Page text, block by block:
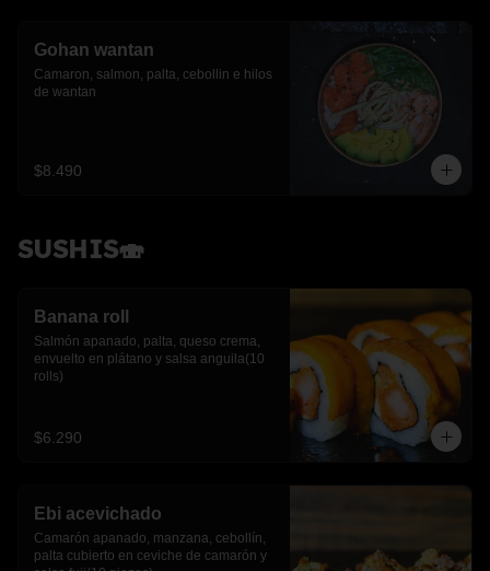
Gohan wantan
Camaron, salmon, palta, cebollin e hilos
de wantan
$8.490
SUSHIS🍣
Banana roll
Salmón apanado, palta, queso crema,
envuelto en plátano y salsa anguila(10
rolls)
$6.290
Ebi acevichado
Camarón apanado, manzana, cebollín,
palta cubierto en ceviche de camarón y